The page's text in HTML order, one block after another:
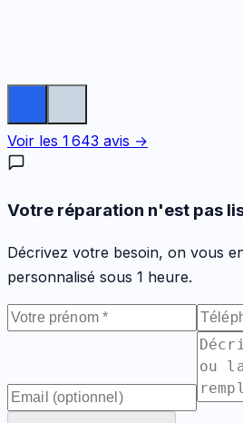
Voir les 1 643 avis →
Votre réparation n'est pas
Décrivez votre besoin, on vous
personnalisé sous 1 heure.